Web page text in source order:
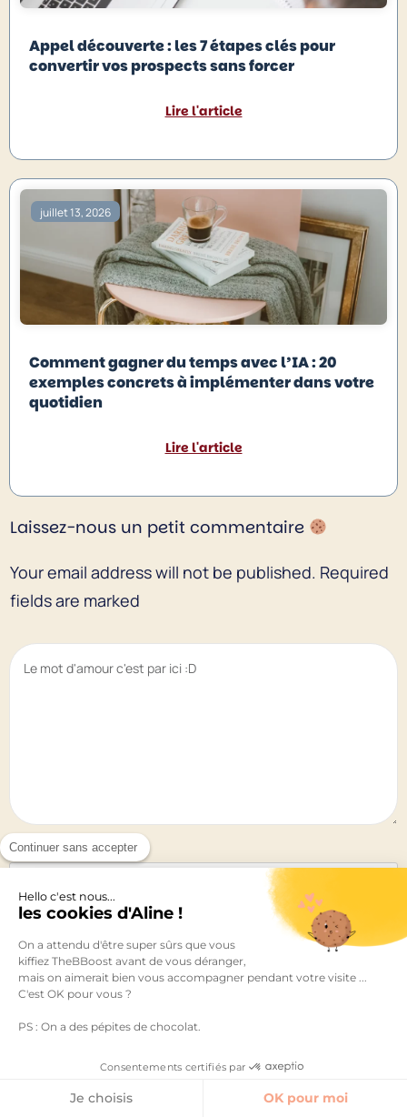
Continuer sans accepter
Hello c'est nous...
les cookies d'Aline !
On a attendu d'être super sûrs que vous
kiffiez TheBBoost avant de vous déranger,
mais on aimerait bien vous accompagner pendant votre visite ...
C'est OK pour vous ?
PS : On a des pépites de chocolat.
Consentements certifiés par
Je choisis OK pour moi
Appel découverte : les 7 étapes clés pour
convertir vos prospects sans forcer
Lire l'article
juillet 13, 2026
Comment gagner du temps avec l’IA : 20
exemples concrets à implémenter dans votre
quotidien
Lire l'article
Laissez-nous un petit commentaire
Your email address will not be published. Required
fields are marked
Nom*
E-mail*